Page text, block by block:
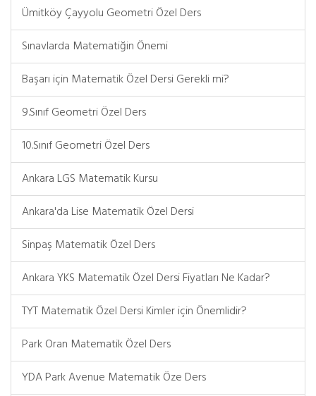
Ümitköy Çayyolu Geometri Özel Ders
Sınavlarda Matematiğin Önemi
Başarı için Matematik Özel Dersi Gerekli mi?
9.Sınıf Geometri Özel Ders
10.Sınıf Geometri Özel Ders
Ankara LGS Matematik Kursu
Ankara'da Lise Matematik Özel Dersi
Sinpaş Matematik Özel Ders
Ankara YKS Matematik Özel Dersi Fiyatları Ne Kadar?
TYT Matematik Özel Dersi Kimler için Önemlidir?
Park Oran Matematik Özel Ders
YDA Park Avenue Matematik Öze Ders